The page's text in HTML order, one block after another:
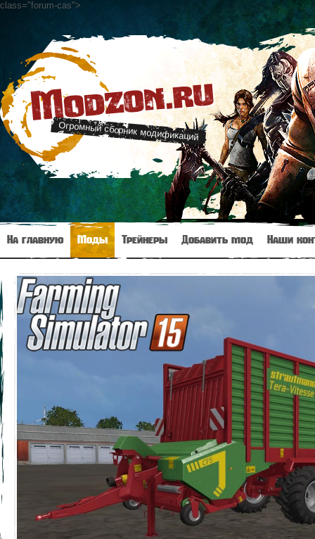
class="forum-cas">
Modzon.ru
Огромный сборник модификаций
На главную Моды Трейнеры Добавить мод Наши